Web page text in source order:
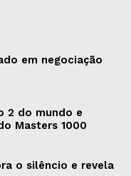
em negociação
2 do mundo e
Masters 1000
o silêncio e revela